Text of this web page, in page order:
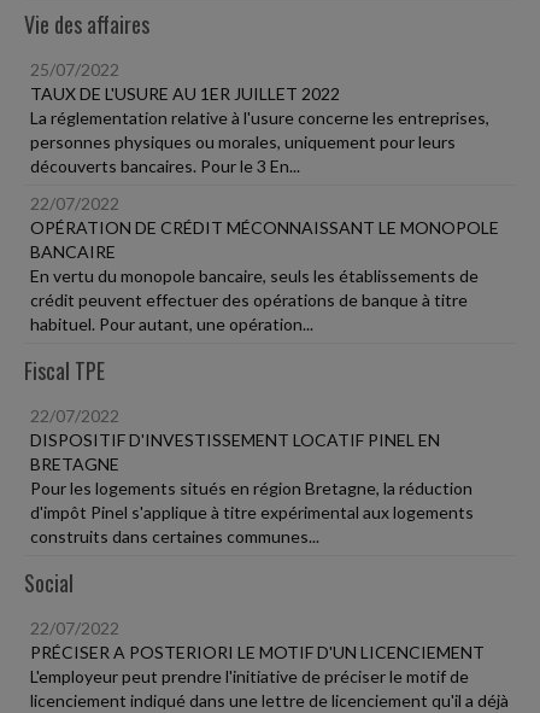
Vie des affaires
25/07/2022
TAUX DE L'USURE AU 1ER JUILLET 2022
La réglementation relative à l'usure concerne les entreprises,
personnes physiques ou morales, uniquement pour leurs
découverts bancaires. Pour le 3 En...
22/07/2022
OPÉRATION DE CRÉDIT MÉCONNAISSANT LE MONOPOLE
BANCAIRE
En vertu du monopole bancaire, seuls les établissements de
crédit peuvent effectuer des opérations de banque à titre
habituel. Pour autant, une opération...
Fiscal TPE
22/07/2022
DISPOSITIF D'INVESTISSEMENT LOCATIF PINEL EN
BRETAGNE
Pour les logements situés en région Bretagne, la réduction
d'impôt Pinel s'applique à titre expérimental aux logements
construits dans certaines communes...
Social
22/07/2022
PRÉCISER A POSTERIORI LE MOTIF D'UN LICENCIEMENT
L'employeur peut prendre l'initiative de préciser le motif de
licenciement indiqué dans une lettre de licenciement qu'il a déjà